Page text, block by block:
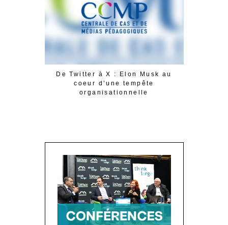
De Twitter à X : Elon Musk au
coeur d’une tempête
organisationnelle